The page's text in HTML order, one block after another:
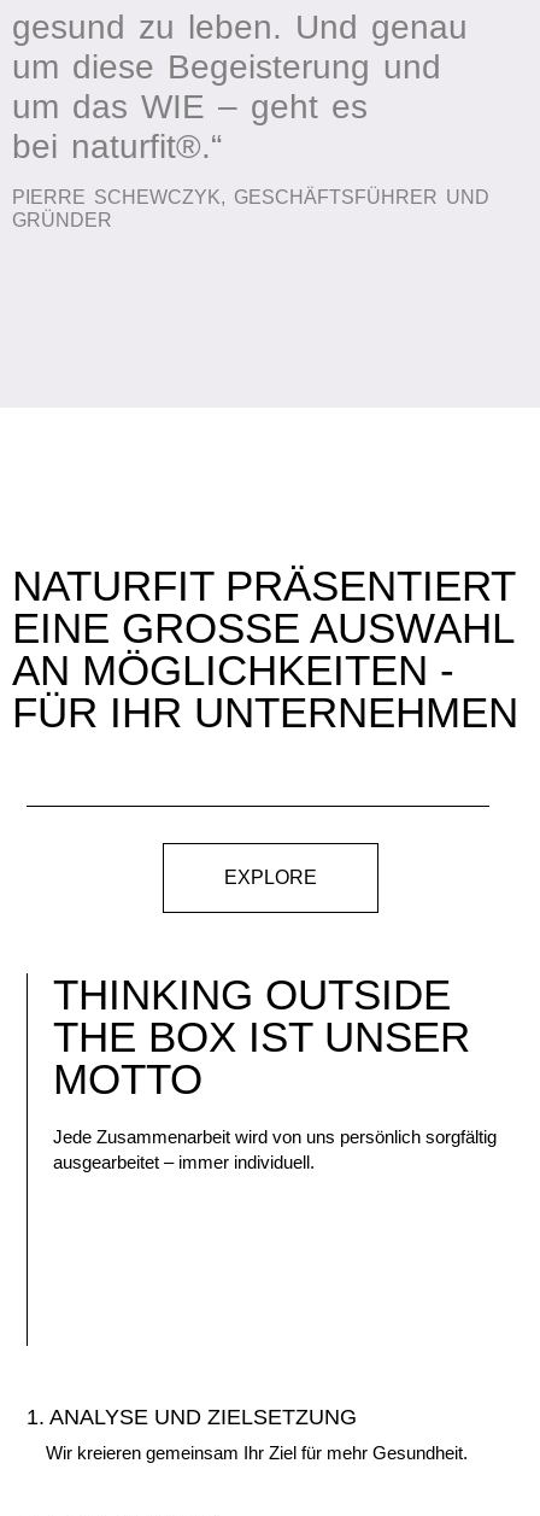
gesund zu leben. Und genau
um diese Begeisterung und
um das WIE – geht es
bei naturfit®.“
PIERRE SCHEWCZYK, GESCHÄFTSFÜHRER UND
GRÜNDER
NATURFIT PRÄSENTIERT
EINE GROSSE AUSWAHL A
N MÖGLICHKEITEN -
FÜR IHR UNTERNEHMEN
EXPLORE
THINKING OUTSIDE
THE BOX IST UNSER
MOTTO
Jede Zusammenarbeit wird von uns persönlich sorgfältig
ausgearbeitet – immer individuell.
1. ANALYSE UND ZIELSETZUNG
Wir kreieren gemeinsam Ihr Ziel für mehr Gesundheit.